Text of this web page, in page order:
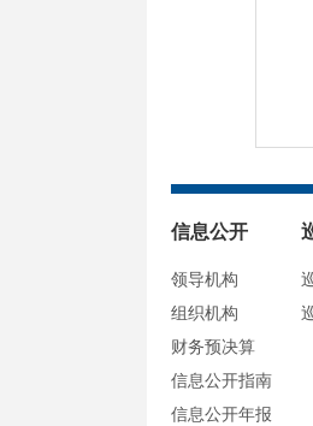
信息公开
领导机构
组织机构
财务预决算
信息公开指南
信息公开年报